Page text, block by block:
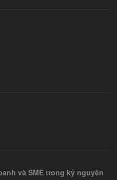
và SME trong kỷ nguyên